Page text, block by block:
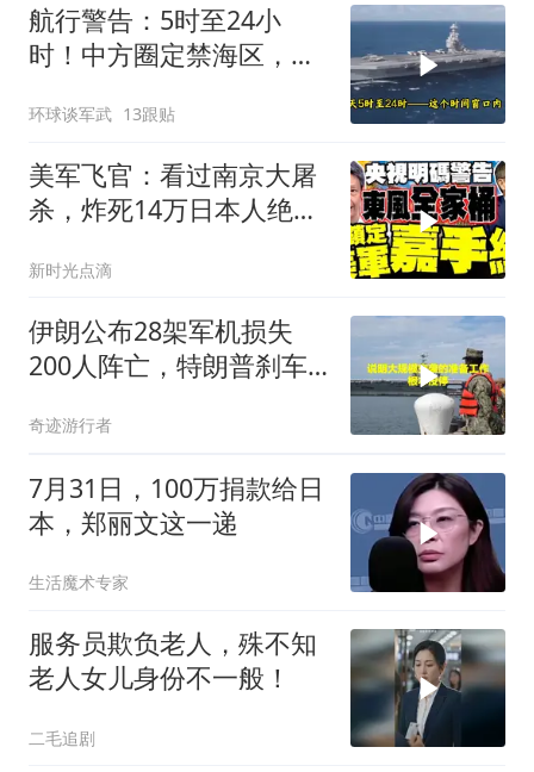
航行警告：5时至24小
时！中方圈定禁海区，美
权已定
环球谈军武 13跟贴
美军飞官：看过南京大屠
杀，炸死14万日本人绝不
新时光点滴
伊朗公布28架军机损失
200人阵亡，特朗普刹车
奇迹游行者
7月31日，100万捐款给日
本，郑丽文这一递
生活魔术专家
服务员欺负老人，殊不知
老人女儿身份不一般！
二毛追剧